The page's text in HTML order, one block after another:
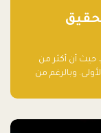
حيث أن أكثر من
وبالرغم من
في هذا